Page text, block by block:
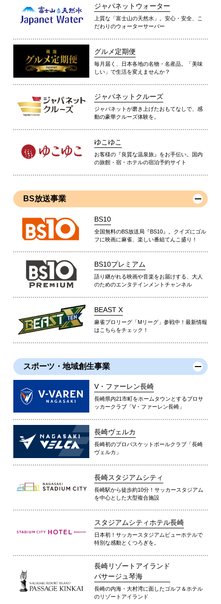
ジャパネットウォーター
上質な「富士山の天然水」。安心・安全、こ
だわりのウォーターサーバー
グルメ定期便
毎月届く、日本各地の名物・名産品。「美味
しい」で生活を変えませんか？
ジャパネットクルーズ
ジャパネットが磨き上げたおもてなしで、感
動の豪華クルーズ体験を。
ゆこゆこ
お客様の『良質な温泉旅』をお手伝い。国内
の旅館・宿・ホテルの宿泊予約サイト
BS放送事業
BS10
全国無料のBS放送局『BS10』。クイズにゴル
フに映画に麻雀、楽しい番組てんこ盛り！
BS10プレミアム
語り継がれる映画や音楽をお届けする、大人
のためのエンタテインメントチャンネル
BEAST X
麻雀プロリーグ「Mリーグ」参戦中！最新情報
はこちらをチェック！
スポーツ・地域創生事業
V・ファーレン長崎
長崎県内21市町をホームタウンとするプロサ
ッカークラブ「V・ファーレン長崎」
長崎ヴェルカ
長崎初のプロバスケットボールクラブ「長崎
ヴェルカ」
長崎スタジアムシティ
長崎駅から徒歩約10分！サッカースタジアム
を中心とした大型複合施設
スタジアムシティホテル長崎
日本初！サッカースタジアムビューホテルで
特別な感動とくつろぎを。
長崎リゾートアイランド
パサージュ琴海
長崎の内海・大村湾に面したゴルフ＆ホテル
のリゾートアイランド